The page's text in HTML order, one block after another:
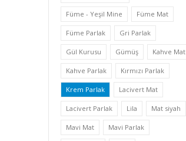
Füme - Yeşil Mine Füme Mat
Füme Parlak Gri Parlak
Gül Kurusu Gümüş Kahve Mat
Kahve Parlak Kırmızı Parlak
Krem Parlak Lacivert Mat
Lacivert Parlak Lila Mat siyah
Mavi Mat Mavi Parlak